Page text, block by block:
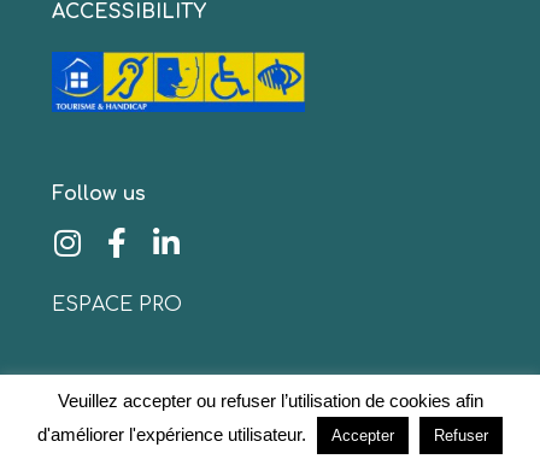
ACCESSIBILITY
Follow us
ESPACE PRO
© 2020 www.collinescathares.com All rights reserved
Legal notices–Data protection
Veuillez accepter ou refuser l’utilisation de cookies afin
d'améliorer l'expérience utilisateur.
Accepter Refuser